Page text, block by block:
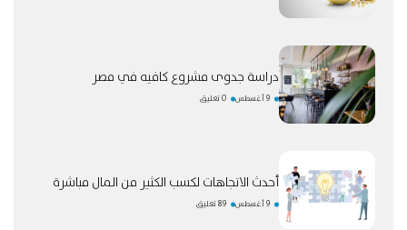
دراسة جدوى مشروع كافيه في مصر
9 أغسطس 0 تعليق
أحدث الاتجاهات لكسب الكثير من المال مباشرة
9 أغسطس 89 تعليق